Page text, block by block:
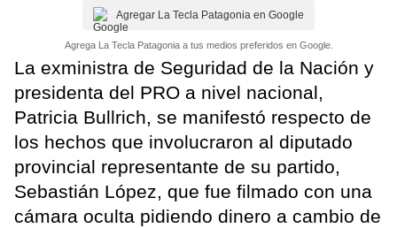
Agregar La Tecla Patagonia en Google
Agrega La Tecla Patagonia a tus medios preferidos en Google.
La exministra de Seguridad de la Nación y
presidenta del PRO a nivel nacional,
Patricia Bullrich, se manifestó respecto de
los hechos que involucraron al diputado
provincial representante de su partido,
Sebastián López, que fue filmado con una
cámara oculta pidiendo dinero a cambio de